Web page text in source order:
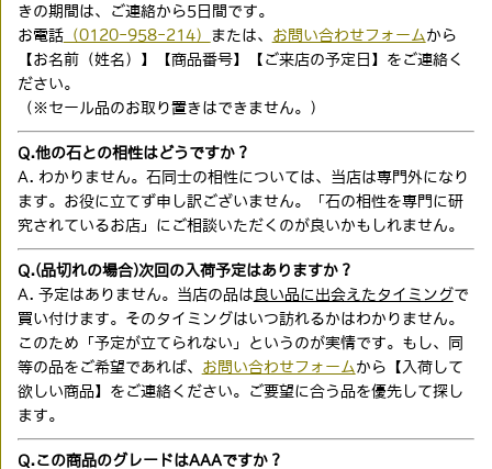
きの期間は、ご連絡から5日間です。
お電話（0120-958-214） または、 お問い合わせフォーム から
【お名前（姓名）】【商品番号】【ご来店の予定日】をご連絡く
ださい。
（※セール品のお取り置きはできません。）
Q.他の石との相性はどうですか？
A. わかりません。石同士の相性については、当店は専門外になり
ます。お役に立てず申し訳ございません。「石の相性を専門に研
究されているお店」にご相談いただくのが良いかもしれません。
Q.(品切れの場合)次回の入荷予定はありますか？
A. 予定はありません。当店の品は 良い品に出会えたタイミングで
買い付けます。そのタイミングはいつ訪れるかはわかりません。
このため「予定が立てられない」というのが実情です。もし、同
等の品をご希望であれば、 お問い合わせフォーム から【入荷して
欲しい商品】をご連絡ください。ご要望に合う品を優先して探し
ます。
Q.この商品のグレードはAAAですか？